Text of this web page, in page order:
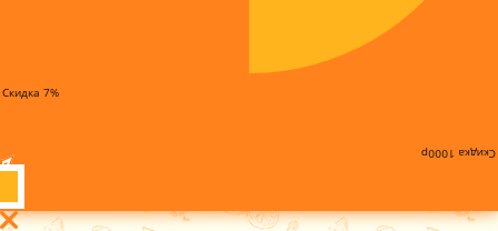
Скидка 7%
Скидка 1000р